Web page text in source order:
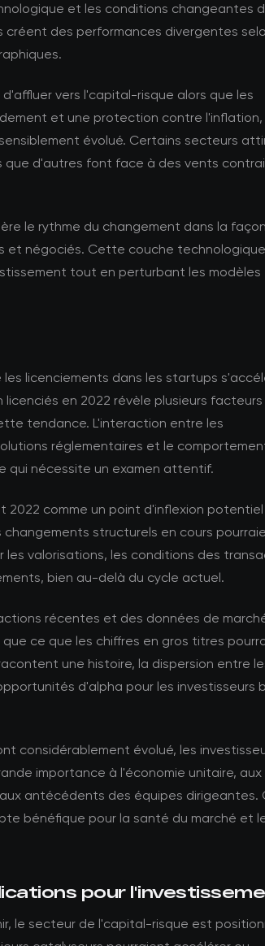
et les conditions changeantes
des performances divergentes
vers l'capital-risque alors que les
et une protection contre l'inflation,
évolué. Certains secteurs
d'autres font face à des vents
le rythme du changement dans la
et négociés. Cette couche
tout en perturbant les modèles
licenciements dans les startups
licenciés en 2022 révèle plusieurs facteurs
tendance. L'interaction entre les
réglementaires et le
qui nécessite un examen attentif.
2022 comme un point d'inflexion
structurels en cours
les valorisations, les conditions des
bien au-delà du cycle actuel.
récentes et des données de
ce que les chiffres en gros titres
une histoire, la dispersion entre
d'alpha pour les investisseurs
considérablement évolué, les
importance à l'économie unitaire, aux
antécédents des équipes dirigeantes.
bénéfique pour la santé du marché et
pour
le secteur de l'capital-risque est